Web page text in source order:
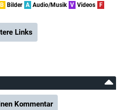
B Bilder A Audio/Musik V Videos F
Links
Kommentar